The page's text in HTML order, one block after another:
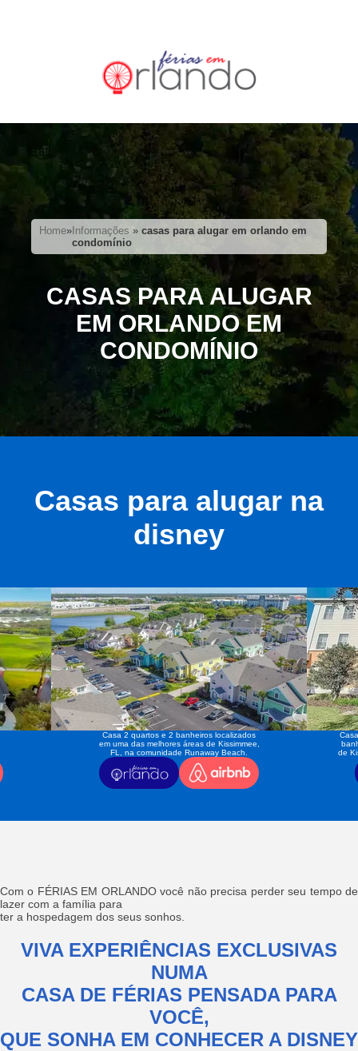
Home» Informações »casas para alugar em orlando em
condomínio
CASAS PARA ALUGAR
EM ORLANDO EM
CONDOMÍNIO
Casas para alugar na
disney
Casa 2 quartos e 2 banheiros localizados
em uma das melhores áreas de Kissimmee,
FL, na comunidade Runaway Beach.
de
Com o FÉRIAS EM ORLANDO você não precisa perder seu tempo de
lazer com a família para
ter a hospedagem dos seus sonhos.
VIVA EXPERIÊNCIAS EXCLUSIVAS
NUMA
CASA DE FÉRIAS PENSADA PARA
VOCÊ,
QUE SONHA EM CONHECER A DISNEY